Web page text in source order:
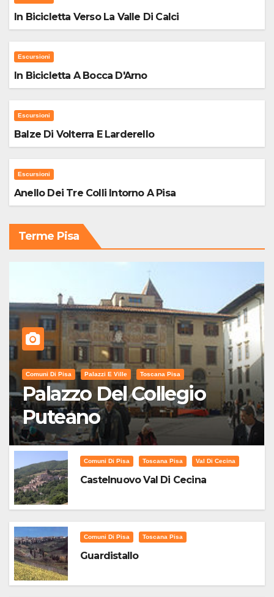
In Bicicletta Verso La Valle Di Calci
Escursioni
In Bicicletta A Bocca D'Arno
Escursioni
Balze Di Volterra E Larderello
Escursioni
Anello Dei Tre Colli Intorno A Pisa
Terme Pisa
Comuni Di Pisa Palazzi E Ville Toscana Pisa
Palazzo Del Collegio
Puteano
Comuni Di Pisa Toscana Pisa Val Di Cecina
Castelnuovo Val Di Cecina
Comuni Di Pisa Toscana Pisa
Guardistallo